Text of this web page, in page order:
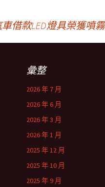
借款LED燈具榮獲噴
彙整
2026 年 7 月
2026 年 6 月
2026 年 3 月
2026 年 1 月
2025 年 12 月
2025 年 10 月
2025 年 9 月